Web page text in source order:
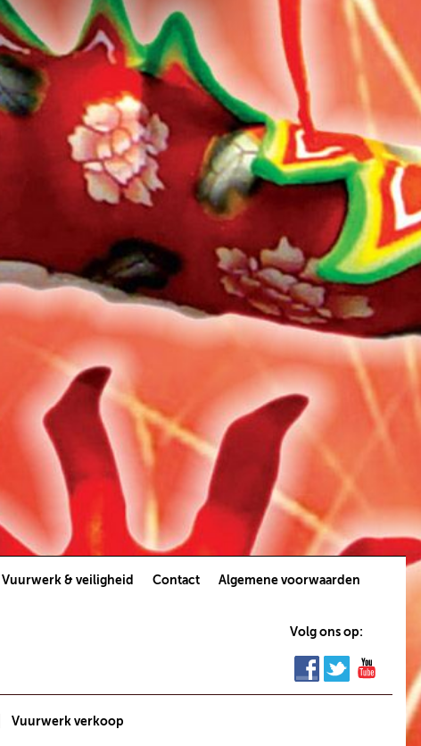
Vuurwerk & veiligheid Contact Algemene voorwaarden
Volg ons op:
Vuurwerk verkoop